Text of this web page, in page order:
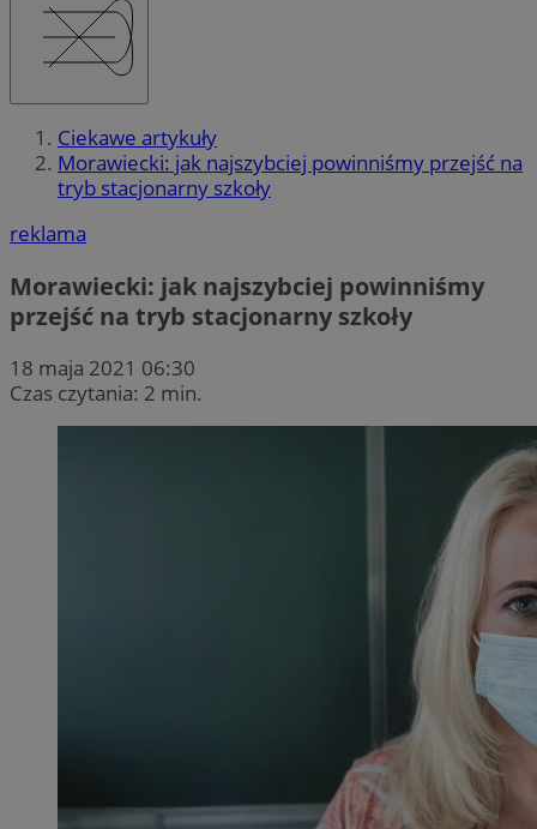
Ciekawe artykuły
Morawiecki: jak najszybciej powinniśmy przejść na
tryb stacjonarny szkoły
reklama
Morawiecki: jak najszybciej powinniśmy
przejść na tryb stacjonarny szkoły
18 maja 2021 06:30
Czas czytania: 2 min.